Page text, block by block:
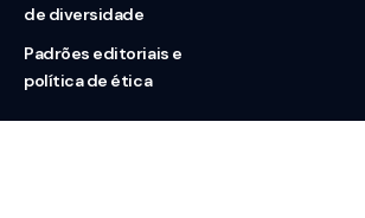
de diversidade
Padrões editoriais e
política de ética